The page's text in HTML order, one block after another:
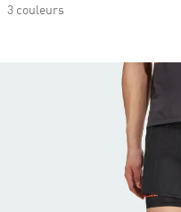
3 couleurs